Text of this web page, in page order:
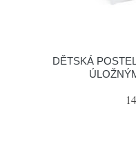
DĚTSKÁ